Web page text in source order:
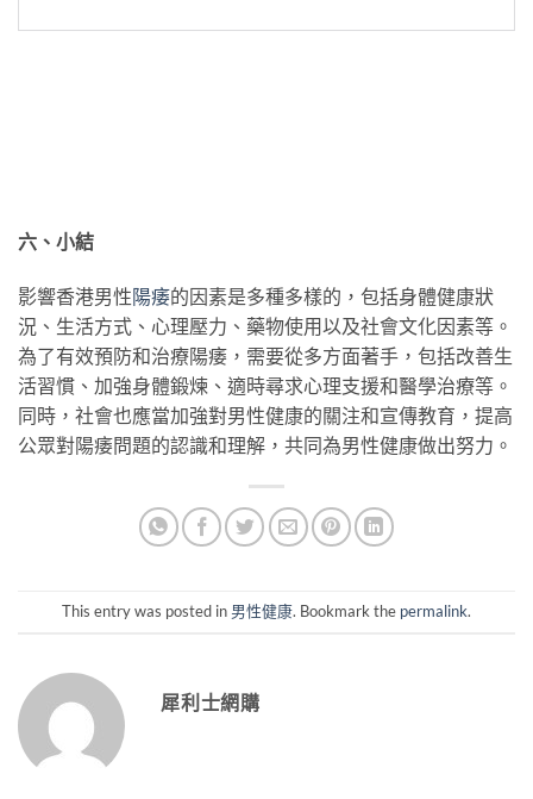
六、小結
影響香港男性陽痿的因素是多種多樣的，包括身體健康狀
況、生活方式、心理壓力、藥物使用以及社會文化因素等。
為了有效預防和治療陽痿，需要從多方面著手，包括改善生
活習慣、加強身體鍛煉、適時尋求心理支援和醫學治療等。
同時，社會也應當加強對男性健康的關注和宣傳教育，提高
公眾對陽痿問題的認識和理解，共同為男性健康做出努力。
This entry was posted in 男性健康. Bookmark the permalink.
犀利士網購